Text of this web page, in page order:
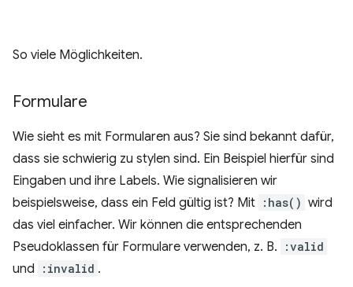
So viele Möglichkeiten.
Formulare
Wie sieht es mit Formularen aus? Sie sind bekannt dafür,
dass sie schwierig zu stylen sind. Ein Beispiel hierfür sind
Eingaben und ihre Labels. Wie signalisieren wir
beispielsweise, dass ein Feld gültig ist? Mit :has() wird
das viel einfacher. Wir können die entsprechenden
Pseudoklassen für Formulare verwenden, z. B.
:valid
und :invalid .